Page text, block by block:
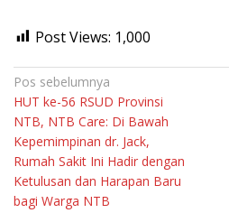
Post Views: 1,000
Navigasi
pos
Pos sebelumnya
HUT ke-56 RSUD Provinsi
NTB, NTB Care: Di Bawah
Kepemimpinan dr. Jack,
Rumah Sakit Ini Hadir dengan
Ketulusan dan Harapan Baru
bagi Warga NTB